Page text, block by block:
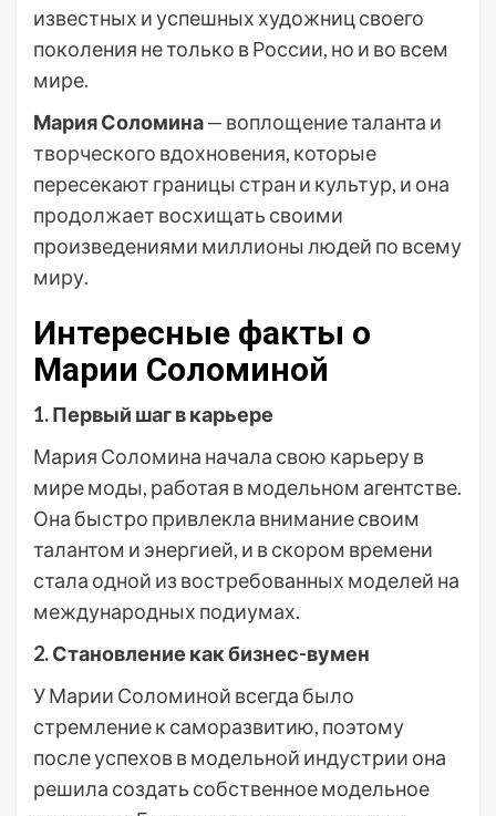
известных и успешных художниц своего
поколения не только в России, но и во всем
мире.
Мария Соломина— воплощение таланта и
творческого вдохновения, которые
пересекают границы стран и культур, и она
продолжает восхищать своими
произведениями миллионы людей по всему
миру.
Интересные факты о
Марии Соломиной
1. Первый шаг в карьере
Мария Соломина начала свою карьеру в
мире моды, работая в модельном агентстве.
Она быстро привлекла внимание своим
талантом и энергией, и в скором времени
стала одной из востребованных моделей на
международных подиумах.
2. Становление как бизнес-вумен
У Марии Соломиной всегда было
стремление к саморазвитию, поэтому
после успехов в модельной индустрии она
решила создать собственное модельное